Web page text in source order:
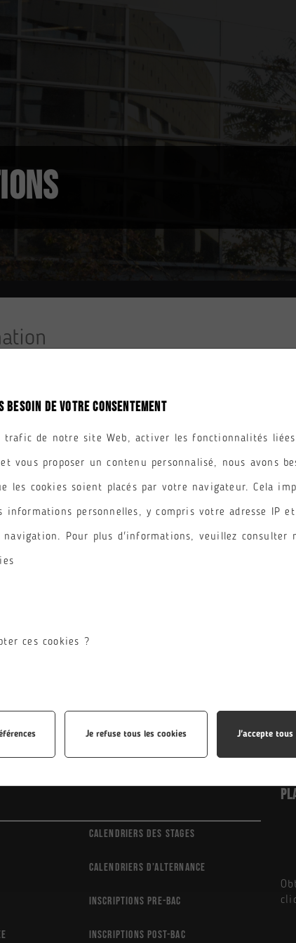
AUCUN RÉSULTATS.
Calendriers des stages
Calendriers d’alternance
Inscriptions Pre-Bac
Inscriptions Post-Bac
BESOIN DE VOTRE CONSENTEMENT
trafic de notre site Web, activer les fonctionnalités
vous proposer un contenu personnalisé, nous avons
les cookies soient placés par votre navigateur. Cela
informations personnelles, y compris votre adresse IP
navigation. Pour plus d'informations, veuillez consulter
ces cookies ?
Je refuse tous les cookies J'accepte tous